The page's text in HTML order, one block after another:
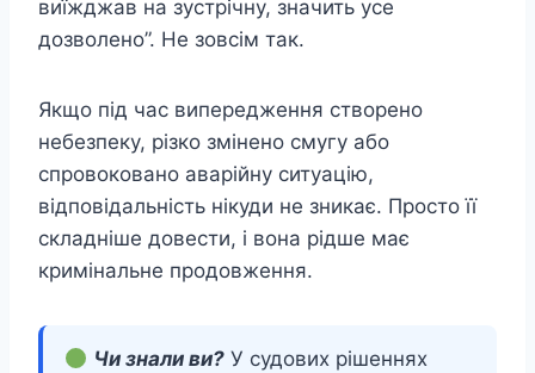
виїжджав на зустрічну, значить усе
дозволено”. Не зовсім так.
Якщо під час випередження створено
небезпеку, різко змінено смугу або
спровоковано аварійну ситуацію,
відповідальність нікуди не зникає. Просто її
складніше довести, і вона рідше має
кримінальне продовження.
Чи знали ви? У судових рішеннях